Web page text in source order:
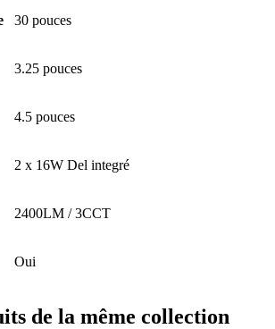
30 pouces
3.25 pouces
4.5 pouces
2 x 16W Del integré
2400LM / 3CCT
Oui
de la même collection